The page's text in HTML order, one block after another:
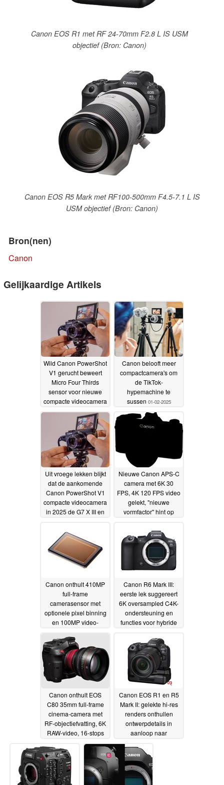
Canon EOS R1 met RF 24-70mm F2.8 L IS USM
objectief (Bron: Canon)
Canon EOS R5 Mark met RF100-500mm F4.5-7.1 L IS
USM objectief (Bron: Canon)
Bron(nen)
Canon
Gelijkaardige Artikels
Wild Canon PowerShot
V1 gerucht beweert
Micro Four Thirds
sensor voor nieuwe
compacte videocamera
05-02-2025
Canon belooft meer
compactcamera's om
de TikTok-
hypemachine te
sussen 01-02-2025
Uit vroege lekken blijkt
dat de aankomende
Canon PowerShot V1
compacte videocamera
in 2025 de G7 X III en
vervangen
Nieuwe Canon APS-C
camera met 6K 30
FPS, 4K 120 FPS video
gelekt, "nieuwe
vormfactor" hint op
Fujifilm X100VI uit te
dagen28-01-2025
Canon onthult 410MP
full-frame
camerasensor met
optionele pixel binning
en 100MP video-
ondersteuning24-01-
2025
Canon R6 Mark III:
eerste lek suggereert
6K oversampled C4K-
ondersteuning en
functies voor hybride
Canon onthult EOS
C80 35mm full-frame
cinema-camera met
RF-objectiefvatting, 6K
RAW-video, 16-stops
dynamisch bereik, AI
AF-tracking voor mens
en dier en
afstandsbediening
voor smartphone10-09-
Canon EOS R1 en R5
Mark II: gelekte hi-res
renders onthullen
ontwerpdetails in
aanloop naar
introductie op 17 juli
07-2024